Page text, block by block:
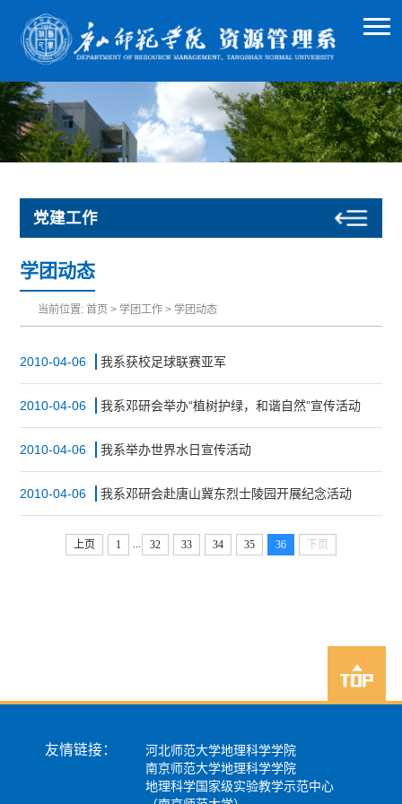
党建工作
学团动态
当前位置:首页 >学团工作 >学团动态
2010-04-06 我系获校足球联赛亚军
2010-04-06 我系邓研会举办“植树护绿，和谐自然”宣传活动
2010-04-06 我系举办世界水日宣传活动
2010-04-06 我系邓研会赴唐山冀东烈士陵园开展纪念活动
上页 1 32 33 34 35 36 下页
友情链接：
河北师范大学地理科学学院
南京师范大学地理科学学院
地理科学国家级实验教学示范中心